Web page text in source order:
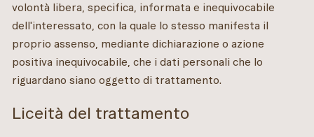
volontà libera, specifica, informata e inequivocabile
dell'interessato, con la quale lo stesso manifesta il
proprio assenso, mediante dichiarazione o azione
positiva inequivocabile, che i dati personali che lo
riguardano siano oggetto di trattamento.
Liceità del trattamento